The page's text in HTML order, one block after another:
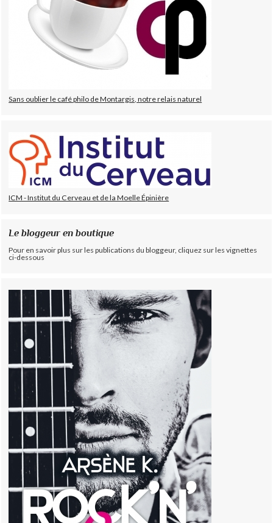
Sans oublier le café philo de Montargis, notre relais naturel
ICM - Institut du Cerveau et de la Moelle Épinière
Le bloggeur en boutique
Pour en savoir plus sur les publications du bloggeur, cliquez sur les vignettes
ci-dessous